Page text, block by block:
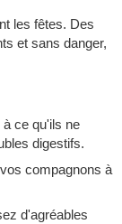
les fêtes. Des
et sans danger,
ce qu'ils ne
digestifs.
compagnons à
d'agréables